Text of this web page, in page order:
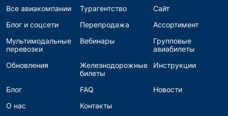
Все авиакомпании
Турагентство
Сайт
Блог и соцсети
Перепродажа
Ассортимент
Мультимодальные
перевозки
Вебинары
Групповые
авиабилеты
Обновления
Железнодорожные
билеты
Инструкции
Блог FAQ
Новости
О нас
Контакты